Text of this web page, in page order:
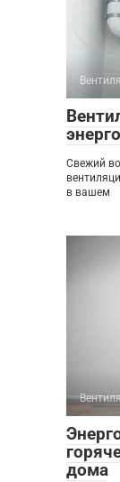
Свежий
в вашем
дома